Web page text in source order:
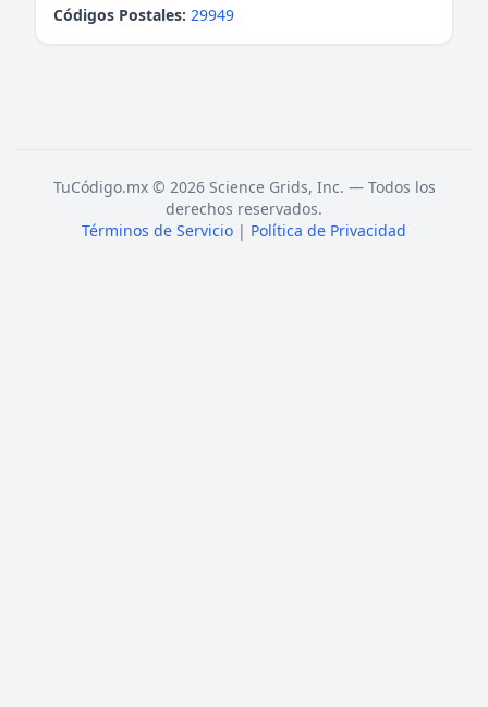
Códigos Postales: 29949
TuCódigo.mx © 2026 Science Grids, Inc. — Todos los
derechos reservados.
Términos de Servicio | Política de Privacidad